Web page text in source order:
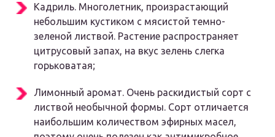
Кадриль. Многолетник, произрастающий
небольшим кустиком с мясистой темно-
зеленой листвой. Растение распространяет
цитрусовый запах, на вкус зелень слегка
горьковатая;
Лимонный аромат. Очень раскидистый сорт с
листвой необычной формы. Сорт отличается
наибольшим количеством эфирных масел,